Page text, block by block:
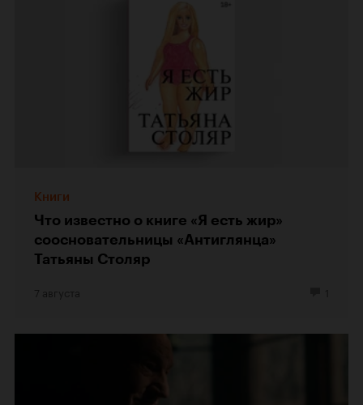
Книги
Что известно о книге «Я есть жир»
соосновательницы «Антиглянца»
Татьяны Столяр